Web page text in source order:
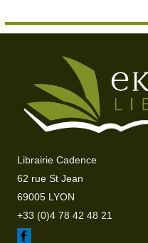
Librairie Cadence
62 rue St Jean
69005 LYON
+33 (0)4 78 42 48 21